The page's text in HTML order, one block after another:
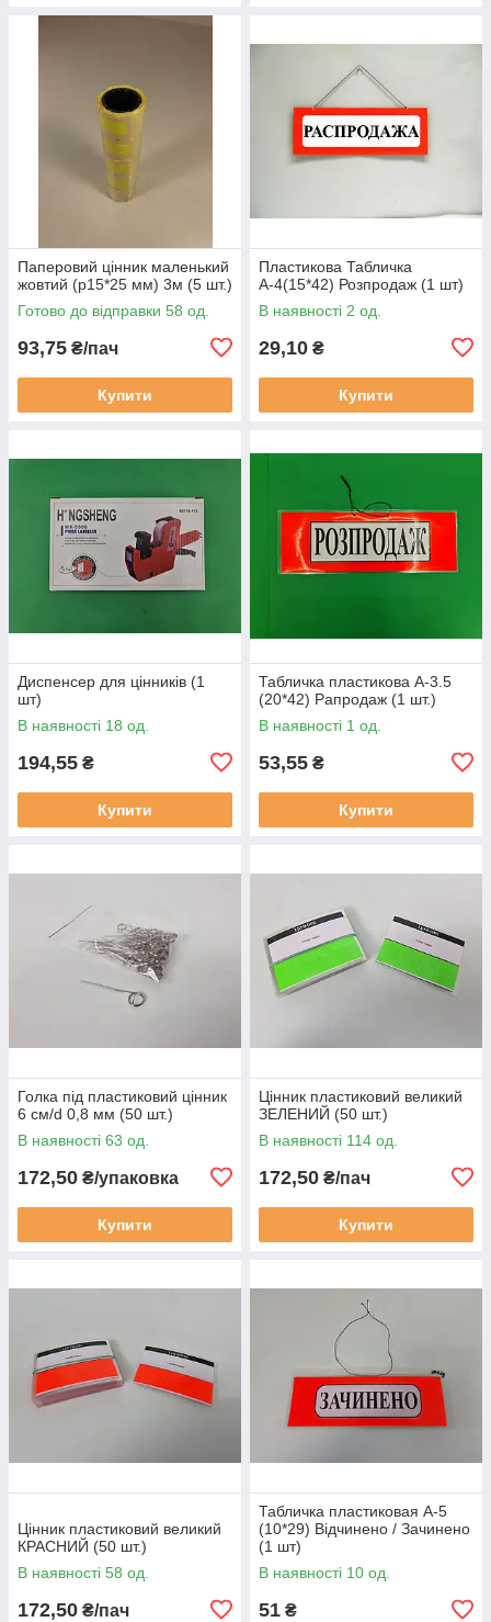
Паперовий цінник маленький
жовтий (р15*25 мм) 3м (5 шт.)
Готово до відправки 58 од.
93,75 ₴/пач
Купити
Пластикова Табличка
А-4(15*42) Розпродаж (1 шт)
В наявності 2 од.
29,10 ₴
Купити
Диспенсер для цінників (1
шт)
В наявності 18 од.
194,55 ₴
Купити
Табличка пластикова А-3.5
(20*42) Pапродаж (1 шт.)
В наявності 1 од.
53,55 ₴
Купити
Голка під пластиковий цінник
6 см/d 0,8 мм (50 шт.)
В наявності 63 од.
172,50 ₴/упаковка
Купити
Цінник пластиковий великий
ЗЕЛЕНИЙ (50 шт.)
В наявності 114 од.
172,50 ₴/пач
Купити
Цінник пластиковий великий
КРАСНИЙ (50 шт.)
В наявності 58 од.
172,50 ₴/пач
Табличка пластиковая А-5
(10*29) Відчинено / Зачинено
(1 шт)
В наявності 10 од.
51 ₴